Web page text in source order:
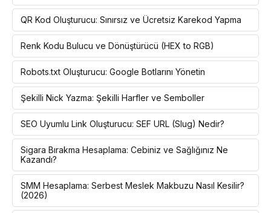
QR Kod Oluşturucu: Sınırsız ve Ücretsiz Karekod Yapma
Renk Kodu Bulucu ve Dönüştürücü (HEX to RGB)
Robots.txt Oluşturucu: Google Botlarını Yönetin
Şekilli Nick Yazma: Şekilli Harfler ve Semboller
SEO Uyumlu Link Oluşturucu: SEF URL (Slug) Nedir?
Sigara Bırakma Hesaplama: Cebiniz ve Sağlığınız Ne
Kazandı?
SMM Hesaplama: Serbest Meslek Makbuzu Nasıl Kesilir?
(2026)